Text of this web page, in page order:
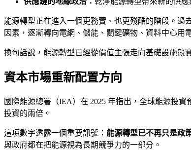
能源轉型正在進入一個更務實、也更殘酷的階段。過
因素，逐漸轉向電網、儲能、關鍵礦物、資料中心用
換句話說，能源轉型已經從價值主張走向基礎設施競
資本市場重新配置方向
國際能源總署（IEA）在 2025 年指出，全球能源投
投資的兩倍。
這項數字透露一個重要訊號： 能源轉型已不再只是政
與政府都在把能源視為長期競爭力的一部分。